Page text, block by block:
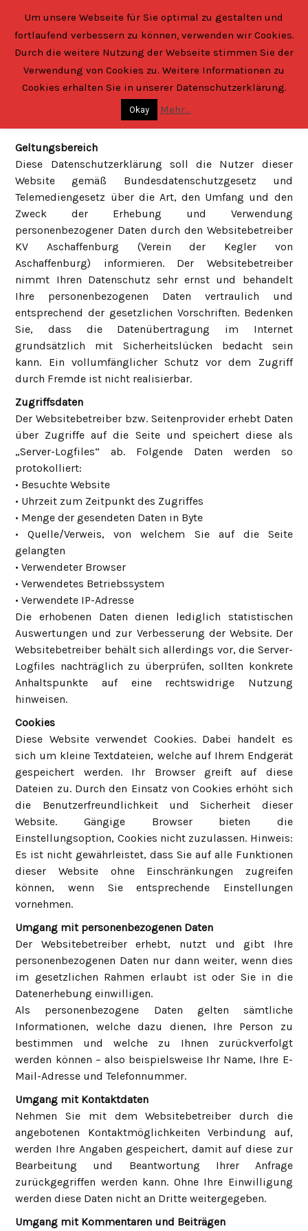
content
Verein der Kegler
von Aschaffenburg und Umgebung e.V.
Datenschutzerklärung
Geltungsbereich
Diese Datenschutzerklärung soll die Nutzer dieser
Website gemäß Bundesdatenschutzgesetz und
Telemediengesetz über die Art, den Umfang und den
Zweck der Erhebung und Verwendung
personenbezogener Daten durch den Websitebetreiber
KV Aschaffenburg (Verein der Kegler von
Aschaffenburg) informieren. Der Websitebetreiber
nimmt Ihren Datenschutz sehr ernst und behandelt
Ihre personenbezogenen Daten vertraulich und
entsprechend der gesetzlichen Vorschriften. Bedenken
Sie, dass die Datenübertragung im Internet
grundsätzlich mit Sicherheitslücken bedacht sein
kann. Ein vollumfänglicher Schutz vor dem Zugriff
durch Fremde ist nicht realisierbar.
Zugriffsdaten
Der Websitebetreiber bzw. Seitenprovider erhebt Daten
über Zugriffe auf die Seite und speichert diese als
„Server-Logfiles“ ab. Folgende Daten werden so
protokolliert:
• Besuchte Website
• Uhrzeit zum Zeitpunkt des Zugriffes
• Menge der gesendeten Daten in Byte
• Quelle/Verweis, von welchem Sie auf die Seite
gelangten
• Verwendeter Browser
• Verwendetes Betriebssystem
• Verwendete IP-Adresse
Die erhobenen Daten dienen lediglich statistischen
Auswertungen und zur Verbesserung der Website. Der
Websitebetreiber behält sich allerdings vor, die Server-
Logfiles nachträglich zu überprüfen, sollten konkrete
Anhaltspunkte auf eine rechtswidrige Nutzung
hinweisen.
Cookies
Diese Website verwendet Cookies. Dabei handelt es
sich um kleine Textdateien, welche auf Ihrem Endgerät
gespeichert werden. Ihr Browser greift auf diese
Dateien zu. Durch den Einsatz von Cookies erhöht sich
die Benutzerfreundlichkeit und Sicherheit dieser
Website. Gängige Browser bieten die
Einstellungsoption, Cookies nicht zuzulassen. Hinweis:
Es ist nicht gewährleistet, dass Sie auf alle Funktionen
dieser Website ohne Einschränkungen zugreifen
können, wenn Sie entsprechende Einstellungen
vornehmen.
Umgang mit personenbezogenen Daten
Der Websitebetreiber erhebt, nutzt und gibt Ihre
personenbezogenen Daten nur dann weiter, wenn dies
im gesetzlichen Rahmen erlaubt ist oder Sie in die
Datenerhebung einwilligen.
Als personenbezogene Daten gelten sämtliche
Informationen, welche dazu dienen, Ihre Person zu
bestimmen und welche zu Ihnen zurückverfolgt
werden können – also beispielsweise Ihr Name, Ihre E-
Mail-Adresse und Telefonnummer.
Umgang mit Kontaktdaten
Nehmen Sie mit dem Websitebetreiber durch die
angebotenen Kontaktmöglichkeiten Verbindung auf,
werden Ihre Angaben gespeichert, damit auf diese zur
Bearbeitung und Beantwortung Ihrer Anfrage
zurückgegriffen werden kann. Ohne Ihre Einwilligung
werden diese Daten nicht an Dritte weitergegeben.
Umgang mit Kommentaren und Beiträgen
Um unsere Webseite für Sie optimal zu gestalten und
fortlaufend verbessern zu können, verwenden wir Cookies.
Durch die weitere Nutzung der Webseite stimmen Sie der
Verwendung von Cookies zu. Weitere Informationen zu
Cookies erhalten Sie in unserer Datenschutzerklärung.
Okay Mehr...